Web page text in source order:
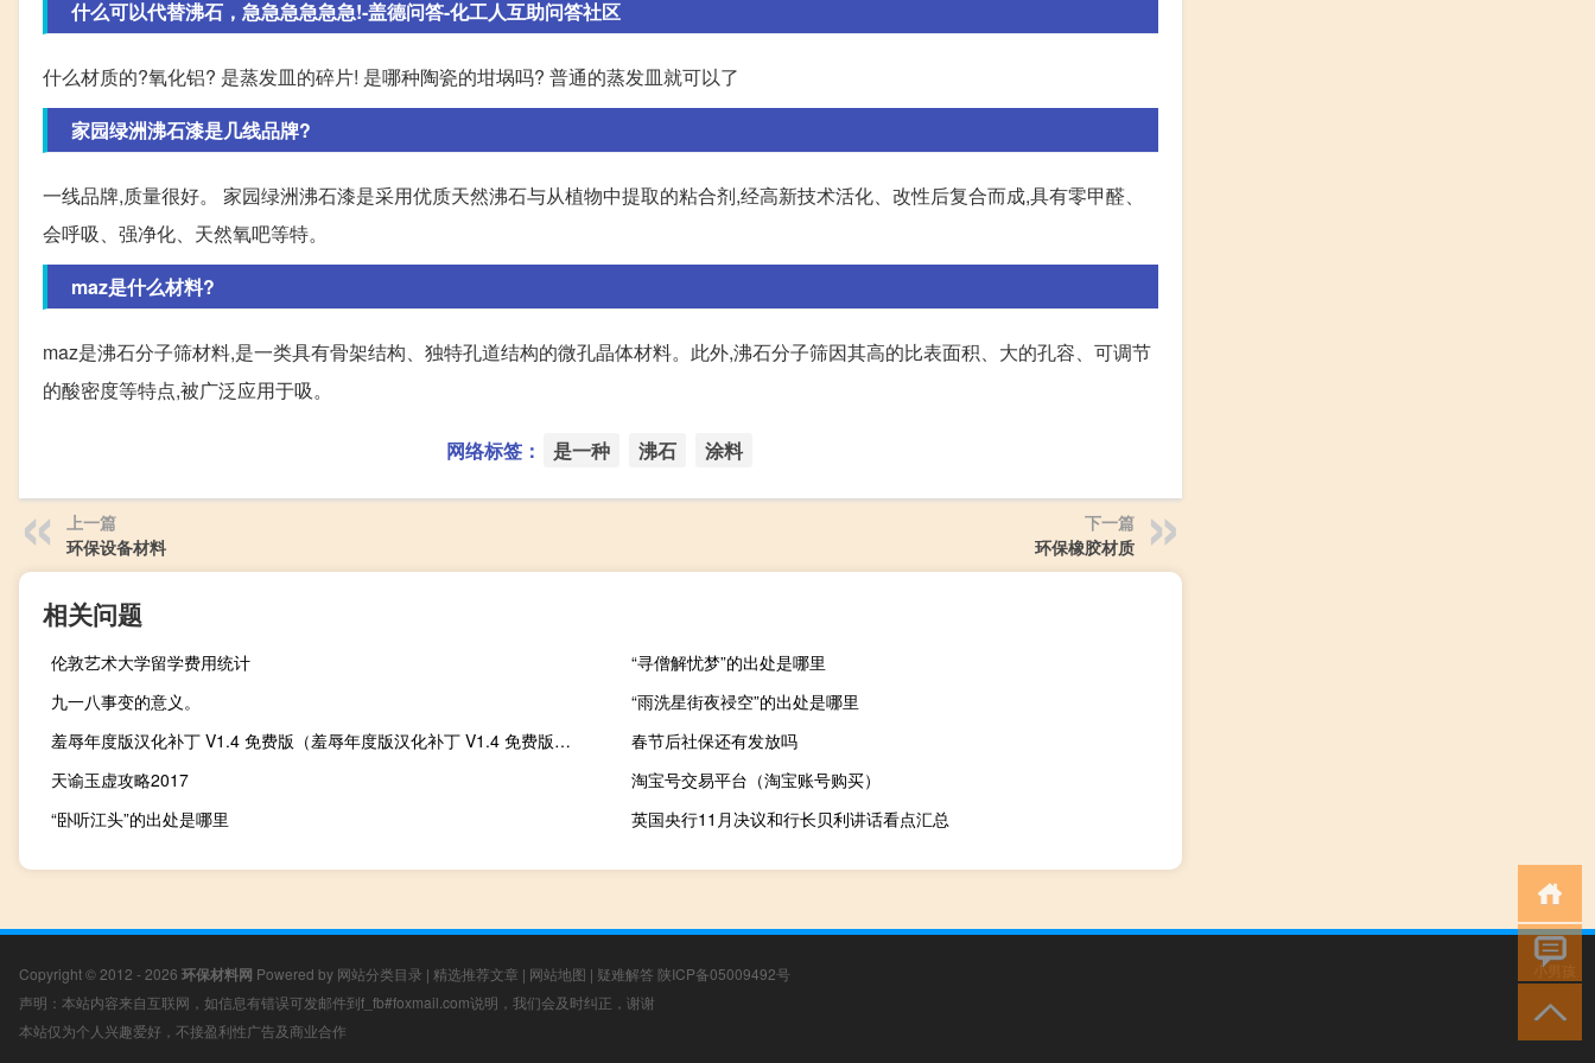
什么可以代替沸石，急急急急急急!-盖德问答-化工人互助问答社区
什么材质的?氧化铝? 是蒸发皿的碎片! 是哪种陶瓷的坩埚吗? 普通的蒸发皿就可以了
家园绿洲沸石漆是几线品牌?
一线品牌,质量很好。 家园绿洲沸石漆是采用优质天然沸石与从植物中提取的粘合剂,经高新技术活化、改性后复合而成,具有零甲醛、
会呼吸、强净化、天然氧吧等特。
maz是什么材料?
maz是沸石分子筛材料,是一类具有骨架结构、独特孔道结构的微孔晶体材料。此外,沸石分子筛因其高的比表面积、大的孔容、可调节
的酸密度等特点,被广泛应用于吸。
网络标签： 是一种 沸石 涂料
上一篇
环保设备材料
下一篇
环保橡胶材质
相关问题
伦敦艺术大学留学费用统计
“寻僧解忧梦”的出处是哪里
九一八事变的意义。
“雨洗星街夜祲空”的出处是哪里
羞辱年度版汉化补丁 V1.4 免费版（羞辱年度版汉化补丁 V1.4 免费版功能简介）
春节后社保还有发放吗
天谕玉虚攻略2017
淘宝号交易平台（淘宝账号购买）
“卧听江头”的出处是哪里
英国央行11月决议和行长贝利讲话看点汇总
Copyright © 2012 - 2026 环保材料网 Powered by 网站分类目录 | 精选推荐文章 | 网站地图 | 疑难解答 陕ICP备05009492号
声明：本站内容来自互联网，如信息有错误可发邮件到f_fb#foxmail.com说明，我们会及时纠正，谢谢
本站仅为个人兴趣爱好，不接盈利性广告及商业合作
小男孩